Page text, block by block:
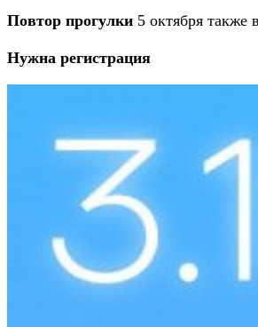
Повтор прогулки 5 октября также
Нужна регистрация